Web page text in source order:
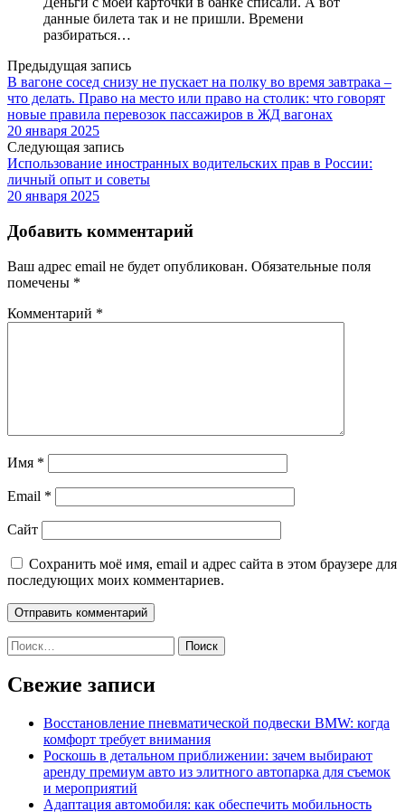
данные билета так и не пришли. Времени
разбираться…
Предыдущая запись
В вагоне сосед снизу не пускает на полку во время завтрака –
что делать. Право на место или право на столик: что говорят
новые правила перевозок пассажиров в ЖД вагонах
20 января 2025
Следующая запись
Использование иностранных водительских прав в России:
личный опыт и советы
20 января 2025
Добавить комментарий
Ваш адрес email не будет опубликован. Обязательные поля
помечены *
Комментарий *
Имя *
Email *
Сайт
Сохранить моё имя, email и адрес сайта в этом браузере для
последующих моих комментариев.
Найти:
Свежие записи
Восстановление пневматической подвески BMW: когда
комфорт требует внимания
Роскошь в детальном приближении: зачем выбирают
аренду премиум авто из элитного автопарка для съемок
и мероприятий
Адаптация автомобиля: как обеспечить мобильность